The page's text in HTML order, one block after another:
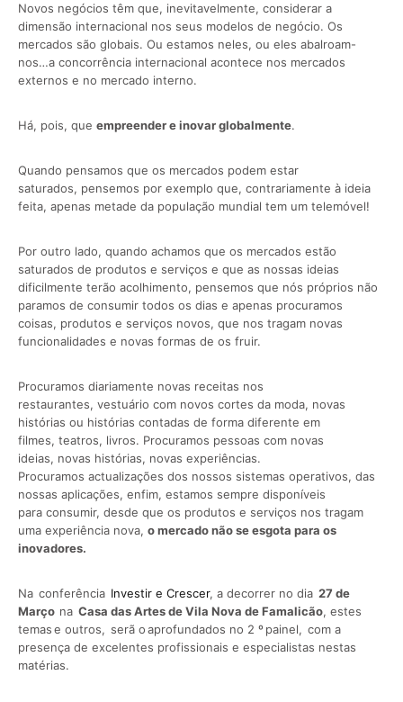
Novos negócios têm que, inevitavelmente, considerar a
dimensão internacional nos seus modelos de negócio. Os
mercados são globais. Ou estamos neles, ou eles abalroam-
nos…a concorrência internacional acontece nos mercados
externos e no mercado interno.
Há, pois, que empreendere inovar globalmente.
Quando pensamos que os mercados podem estar
saturados, pensemos por exemplo que, contrariamente à ideia
feita, apenas metade da população mundial tem um telemóvel!
Por outro lado, quando achamos que os mercados estão
saturados de produtos e serviços e que as nossas ideias
dificilmente terão acolhimento, pensemos que nós próprios não
paramos de consumir todos os dias e apenas procuramos
coisas, produtos e serviços novos, que nos tragam novas
funcionalidades e novas formas de os fruir.
Procuramos diariamente novas receitas nos
restaurantes, vestuário com novos cortes da moda, novas
histórias ou histórias contadas de forma diferente em
filmes, teatros, livros. Procuramos pessoas com novas
ideias, novas histórias, novas experiências.
Procuramos actualizações dos nossos sistemas operativos, das
nossas aplicações, enfim, estamos sempre disponíveis
para consumir, desde que os produtos e serviços nos tragam
uma experiência nova, o mercado não se esgota para os
inovadores.
Na conferência Investir e Crescer, a decorrer no dia 27 de
Março na Casa das Artes de Vila Nova de Famalicão, estes
temas e outros, serã o aprofundados no 2 º painel, com a
presença de excelentes profissionais e especialistas nestas
matérias.